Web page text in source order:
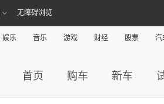
无障碍浏览
娱乐 音乐 游戏 财经 股票 汽
首页 购车 新车